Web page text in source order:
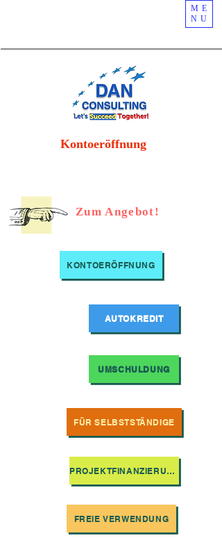
ME
NU
Kontoeröffnung
Zum Angebot!
KONTOERÖFFNUNG
AUTOKREDIT
UMSCHULDUNG
FÜR SELBSTSTÄNDIGE
PROJEKTFINANZIERUNG
FREIE VERWENDUNG